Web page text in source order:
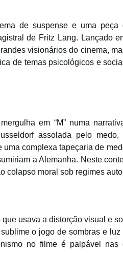
de suspense e uma peça
de Fritz Lang. Lançado
visionários do cinema,
de temas psicológicos e
em “M” numa
assolada pelo medo,
complexa tapeçaria de
a Alemanha. Neste
colapso moral sob regimes
usava a distorção visual e
o jogo de sombras e luz
no filme é palpável nas